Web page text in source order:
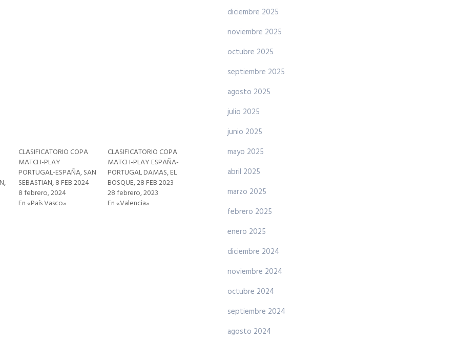
CLASIFICATORIO COPA
MATCH-PLAY
PORTUGAL-ESPAÑA, SAN
SEBASTIAN, 8 FEB 2024
8 febrero, 2024
En «País Vasco»
CLASIFICATORIO COPA
MATCH-PLAY ESPAÑA-
PORTUGAL DAMAS, EL
BOSQUE, 28 FEB 2023
28 febrero, 2023
En «Valencia»
diciembre 2025
noviembre 2025
octubre 2025
septiembre 2025
agosto 2025
julio 2025
junio 2025
mayo 2025
abril 2025
marzo 2025
febrero 2025
enero 2025
diciembre 2024
noviembre 2024
octubre 2024
septiembre 2024
agosto 2024